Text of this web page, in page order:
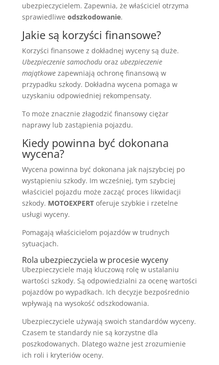
ubezpieczycielem. Zapewnia, że właściciel otrzyma
sprawiedliwe odszkodowanie.
Jakie są korzyści finansowe?
Korzyści finansowe z dokładnej wyceny są duże.
Ubezpieczenie samochoduoraz ubezpieczenie
majątkowezapewniają ochronę finansową w
przypadku szkody. Dokładna wycena pomaga w
uzyskaniu odpowiedniej rekompensaty.
To może znacznie złagodzić finansowy ciężar
naprawy lub zastąpienia pojazdu.
Kiedy powinna być dokonana
wycena?
Wycena powinna być dokonana jak najszybciej po
wystąpieniu szkody. Im wcześniej, tym szybciej
właściciel pojazdu może zacząć proces likwidacji
szkody. MOTOEXPERToferuje szybkie i rzetelne
usługi wyceny.
Pomagają właścicielom pojazdów w trudnych
sytuacjach.
Rola ubezpieczyciela w procesie wyceny
Ubezpieczyciele mają kluczową rolę w ustalaniu
wartości szkody. Są odpowiedzialni za ocenę wartości
pojazdów po wypadkach. Ich decyzje bezpośrednio
wpływają na wysokość odszkodowania.
Ubezpieczyciele używają swoich standardów wyceny.
Czasem te standardy nie są korzystne dla
poszkodowanych. Dlatego ważne jest zrozumienie
ich roli i kryteriów oceny.